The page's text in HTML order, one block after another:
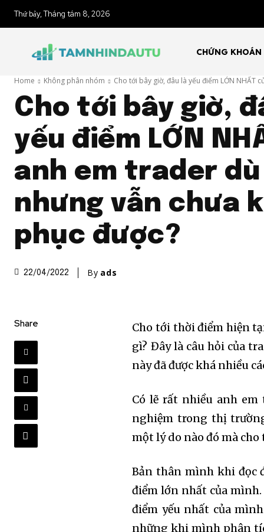
Thứ bảy, Tháng tám 8, 2026
CHỨNG KHOÁN
Home Không phân nhóm Cho tới bây giờ, đâu là yếu điểm LỚN NHẤT
Cho tới bây giờ,
yếu điểm LỚN
anh em trader dù
nhưng vẫn chưa
phục được?
22/04/2022 By ads
Share
Cho tới thời điểm hiện
gì? Đây là câu hỏi của
này đã được khá nhiều
Có lẽ rất nhiều anh
nghiệm trong thị
một lý do nào đó mà
Bản thân mình khi đọc
điểm lớn nhất của
điểm yếu nhất của
những khi mình phân